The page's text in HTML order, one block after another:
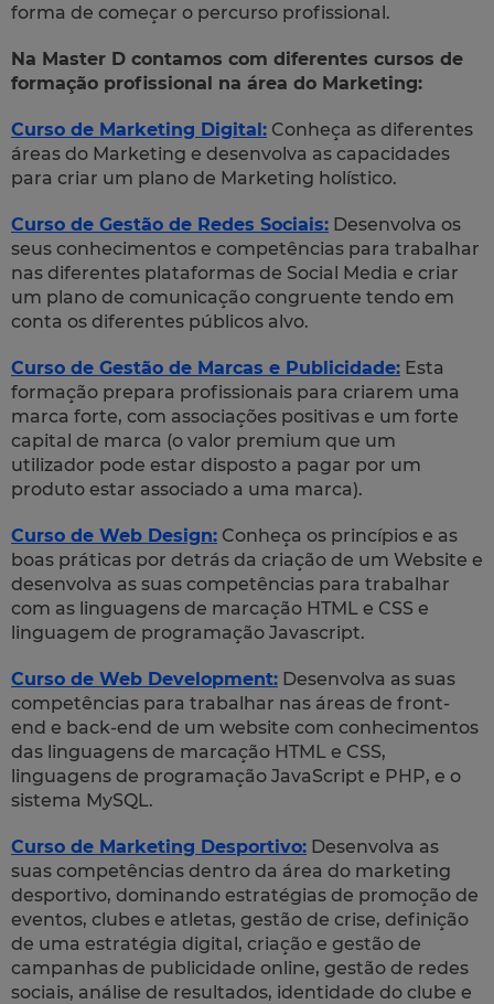
forma de começar o percurso profissional.
Na Master D contamos com diferentes cursos de
formação profissional na área do Marketing:
Curso de Marketing Digital: Conheça as diferentes
áreas do Marketing e desenvolva as capacidades
para criar um plano de Marketing holístico.
Curso de Gestão de Redes Sociais: Desenvolva os
seus conhecimentos e competências para trabalhar
nas diferentes plataformas de Social Media e criar
um plano de comunicação congruente tendo em
conta os diferentes públicos alvo.
Curso de Gestão de Marcas e Publicidade: Esta
formação prepara profissionais para criarem uma
marca forte, com associações positivas e um forte
capital de marca (o valor premium que um
utilizador pode estar disposto a pagar por um
produto estar associado a uma marca).
Curso de Web Design: Conheça os princípios e as
boas práticas por detrás da criação de um Website e
desenvolva as suas competências para trabalhar
com as linguagens de marcação HTML e CSS e
linguagem de programação Javascript.
Curso de Web Development: Desenvolva as suas
competências para trabalhar nas áreas de front-
end e back-end de um website com conhecimentos
das linguagens de marcação HTML e CSS,
linguagens de programação JavaScript e PHP, e o
sistema MySQL.
Curso de Marketing Desportivo: Desenvolva as
suas competências dentro da área do marketing
desportivo, dominando estratégias de promoção de
eventos, clubes e atletas, gestão de crise, definição
de uma estratégia digital, criação e gestão de
campanhas de publicidade online, gestão de redes
sociais, análise de resultados, identidade do clube e